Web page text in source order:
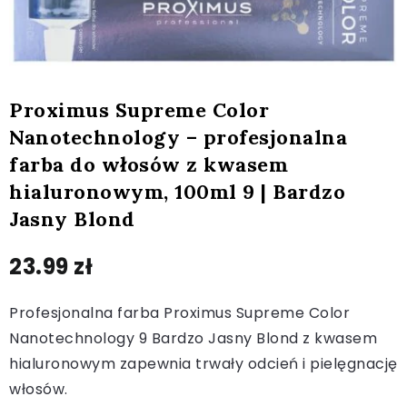
Proximus Supreme Color
Nanotechnology – profesjonalna
farba do włosów z kwasem
hialuronowym, 100ml 9 | Bardzo
Jasny Blond
23.99 zł
Profesjonalna farba Proximus Supreme Color
Nanotechnology 9 Bardzo Jasny Blond z kwasem
hialuronowym zapewnia trwały odcień i pielęgnację
włosów.